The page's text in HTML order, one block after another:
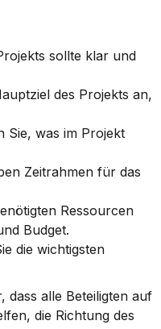
sollte klar und
des Projekts an,
Sie, was im Projekt
Zeitrahmen für das
Ressourcen
Budget.
die wichtigsten
dass alle Beteiligten auf
die Richtung des